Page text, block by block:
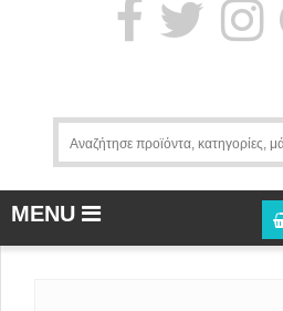
MENU